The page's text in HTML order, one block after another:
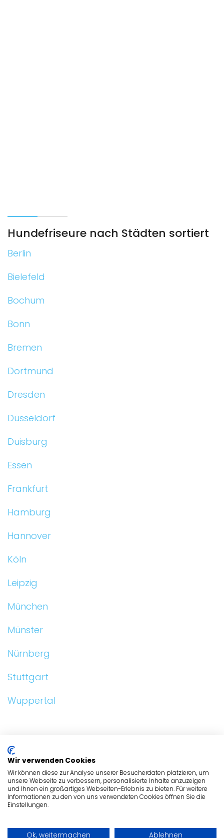
Hundefriseure nach Städten sortiert
Berlin
Bielefeld
Bochum
Bonn
Bremen
Dortmund
Dresden
Düsseldorf
Duisburg
Essen
Frankfurt
Hamburg
Hannover
Köln
Leipzig
München
Münster
Nürnberg
Stuttgart
Wuppertal
ALLGEMEIN
HUNDEFRISEURE
HUNDEFRISEURE
Wir verwenden Cookies
Wir können diese zur Analyse unserer Besucherdaten platzieren, um
unsere Webseite zu verbessern, personalisierte Inhalte anzuzeigen
und Ihnen ein großartiges Webseiten-Erlebnis zu bieten. Für weitere
Informationen zu den von uns verwendeten Cookies öffnen Sie die
Einstellungen.
Ok, weitermachen Ablehnen